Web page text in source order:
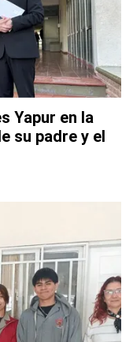
Yapur en la
su padre y el